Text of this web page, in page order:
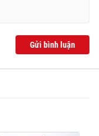
Gửi bình luận